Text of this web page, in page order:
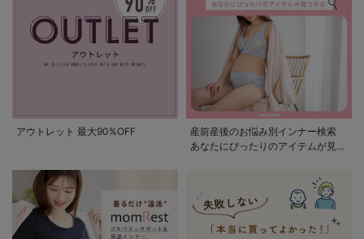
アウトレット 最大90%OFF
産前産後のお悩み別インナー検索
あなたにぴったりのアイテムが見つ